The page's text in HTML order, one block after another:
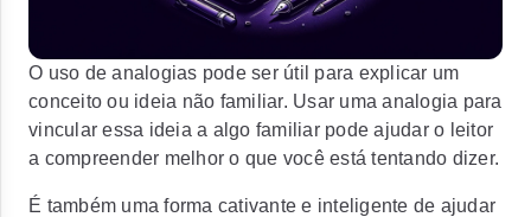
O uso de analogias pode ser útil para explicar um
conceito ou ideia não familiar. Usar uma analogia para
vincular essa ideia a algo familiar pode ajudar o leitor
a compreender melhor o que você está tentando dizer.
É também uma forma cativante e inteligente de ajudar